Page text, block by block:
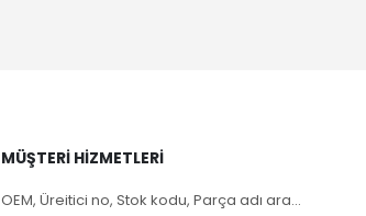
MÜŞTERI HIZMETLERI
OEM, Üreitici no, Stok kodu, Parça adı ara...